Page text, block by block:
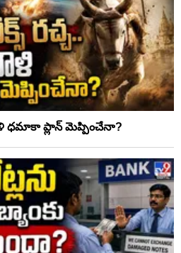
ధమాకా ప్లాన్ మెప్పించేనా?